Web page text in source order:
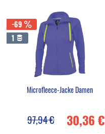
-69
1
Microfleece-Jacke Damen
30,36 €
97,94 €